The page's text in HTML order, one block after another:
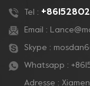
bietet eine
dauerhafte
Lebensdauer.
Tel :
Email :
Skype :
Whatsapp :
Adresse :